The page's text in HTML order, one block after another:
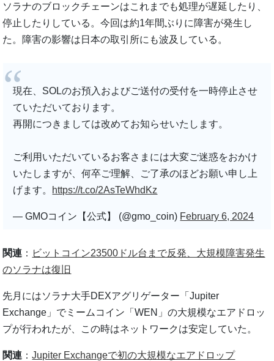
ソラナのブロックチェーンはこれまでも処理が遅延したり、
停止したりしている。今回は約1年間ぶりに障害が発生し
た。障害の影響は日本の取引所にも波及している。
現在、SOLのお預入およびご送付の受付を一時停止させ
ていただいております。
再開につきましては改めてお知らせいたします。
ご利用いただいているお客さまには大変ご迷惑をおかけ
いたしますが、何卒ご理解、ご了承のほどお願い申し上
げます。 https://t.co/2AsTeWhdKz
— GMOコイン【公式】 (@gmo_coin) February 6, 2024
関連 ： ビットコイン23500ドル台まで反発、大規模障害発生
のソラナは復旧
先月にはソラナ大手DEXアグリゲーター「Jupiter
Exchange」でミームコイン「WEN」の大規模なエアドロッ
プが行われたが、この時はネットワークは安定していた。
関連 ：Jupiter Exchangeで初の大規模なエアドロップ